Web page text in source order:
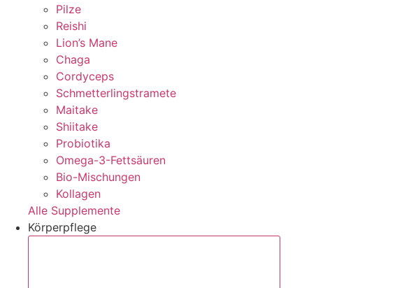
Pilze
Reishi
Lion’s Mane
Chaga
Cordyceps
Schmetterlingstramete
Maitake
Shiitake
Probiotika
Omega-3-Fettsäuren
Bio-Mischungen
Kollagen
Alle Supplemente
Körperpflege